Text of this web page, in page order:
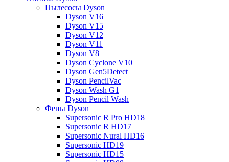
Пылесосы Dyson
Dyson V16
Dyson V15
Dyson V12
Dyson V11
Dyson V8
Dyson Cyclone V10
Dyson Gen5Detect
Dyson PencilVac
Dyson Wash G1
Dyson Pencil Wash
Фены Dyson
Supersonic R Pro HD18
Supersonic R HD17
Supersonic Nural HD16
Supersonic HD19
Supersonic HD15